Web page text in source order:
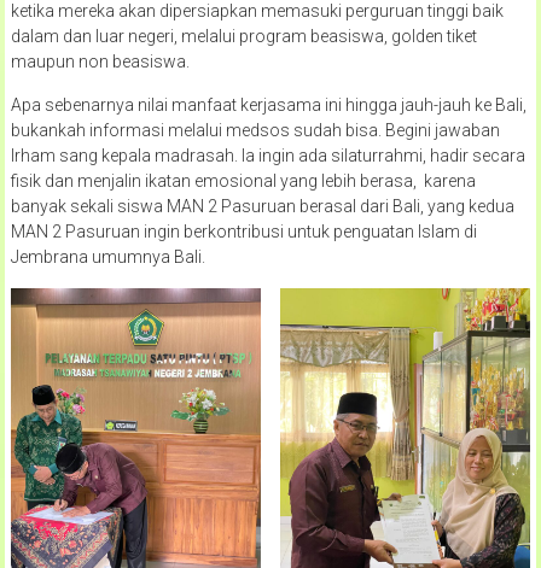
ketika mereka akan dipersiapkan memasuki perguruan tinggi baik
dalam dan luar negeri, melalui program beasiswa, golden tiket
maupun non beasiswa.
Apa sebenarnya nilai manfaat kerjasama ini hingga jauh-jauh ke Bali,
bukankah informasi melalui medsos sudah bisa. Begini jawaban
Irham sang kepala madrasah. Ia ingin ada silaturrahmi, hadir secara
fisik dan menjalin ikatan emosional yang lebih berasa, karena
banyak sekali siswa MAN 2 Pasuruan berasal dari Bali, yang kedua
MAN 2 Pasuruan ingin berkontribusi untuk penguatan Islam di
Jembrana umumnya Bali.